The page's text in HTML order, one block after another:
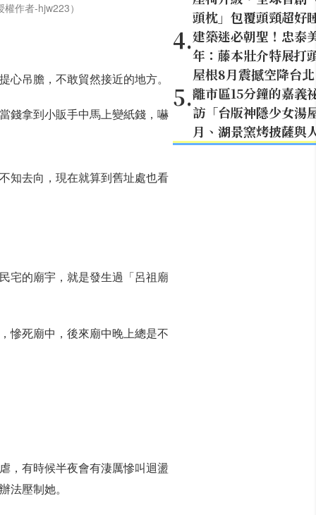
作者-hjw223）
吊膽，不敢貿然接近的地方。
錢拿到小販手中馬上變紙錢，嚇
知去向，現在就算到舊址處也看
宅的廟宇，就是發生過「呂祖廟
慘死廟中，後來廟中晚上總是不
，有時候半夜會有淒厲慘叫迴盪
壓制她。
頭枕」包覆頭頸超好
4.建築迷必朝聖！忠泰
年：藤本壯介特展打
屋根8月震撼空降台北
5.離市區15分鐘的嘉義
訪「台版神隱少女湯
月、湖景窯烤披薩與